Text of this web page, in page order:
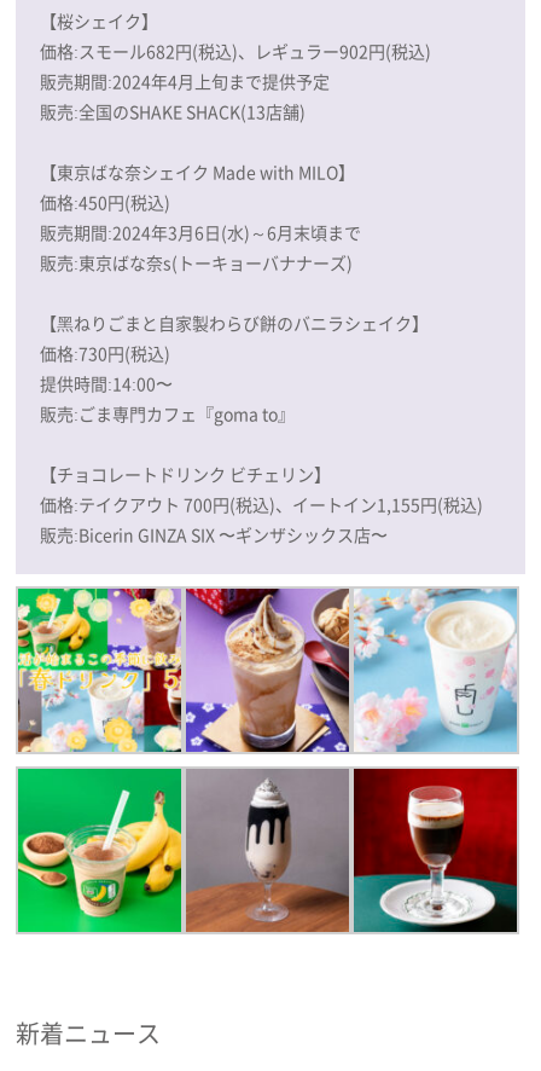
【桜シェイク】
価格:スモール682円(税込)、レギュラー902円(税込)
販売期間:2024年4月上旬まで提供予定
販売:全国のSHAKE SHACK(13店舗)
【東京ばな奈シェイク Made with MILO】
価格:450円(税込)
販売期間:2024年3月6日(水)～6月末頃まで
販売:東京ばな奈s(トーキョーバナナーズ)
【黑ねりごまと自家製わらび餅のバニラシェイク】
価格:730円(税込)
提供時間:14:00〜
販売:ごま専門カフェ『goma to』
【チョコレートドリンク ビチェリン】
価格:テイクアウト 700円(税込)、イートイン1,155円(税込)
販売:Bicerin GINZA SIX 〜ギンザシックス店〜
新着ニュース